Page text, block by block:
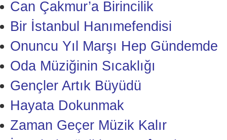
Can Çakmur’a Birincilik
Bir İstanbul Hanımefendisi
Onuncu Yıl Marşı Hep Gündemde
Oda Müziğinin Sıcaklığı
Gençler Artık Büyüdü
Hayata Dokunmak
Zaman Geçer Müzik Kalır